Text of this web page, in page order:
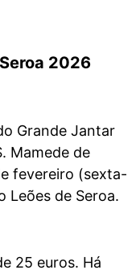
2026
Grande Jantar
Mamede de
fevereiro (sexta-
Leões de Seroa.
25 euros. Há